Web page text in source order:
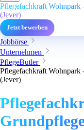
Pflegefachkraft Wohnpark
(Jever)
Jetzt bewerben
Jobbörse
Unternehmen
PflegeButler
Pflegefachkraft Wohnpark
(Jever)